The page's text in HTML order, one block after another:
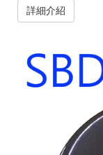
詳細介紹